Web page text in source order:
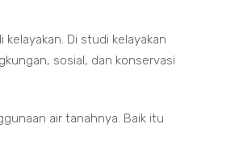
Di studi kelayakan
sosial, dan konservasi
air tanahnya. Baik itu